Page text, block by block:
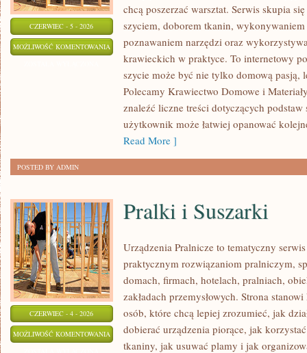
CZERWIEC - 5 - 2026
MOŻLIWOŚĆ KOMENTOWANIA NAPRAWY
PRZERÓBKI
chcą poszerzać warsztat. Serwis skupia
szyciem, doborem tkanin,
poznawaniem narzędzi oraz
krawieckich w praktyce. To internetowy
szycie może być nie tylko domową pasją,
Polecamy Krawiectwo Domowe i
znaleźć liczne treści dotyczących
użytkownik może łatwiej opanować
Read More ]
POSTED BY ADMIN
CZERWIEC - 4 - 2026
MOŻLIWOŚĆ KOMENTOWANIA PRALKI
Pralki i Suszarki
Urządzenia Pralnicze to tematyczny
praktycznym rozwiązaniom pralniczym,
domach, firmach, hotelach, pralniach,
zakładach przemysłowych. Strona
osób, które chcą lepiej zrozumieć, jak
dobierać urządzenia piorące, jak
tkaniny, jak usuwać plamy i jak